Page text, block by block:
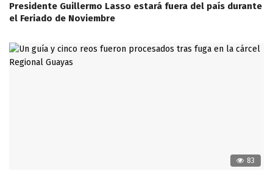
Presidente Guillermo Lasso estará fuera del país durante
el Feriado de Noviembre
83